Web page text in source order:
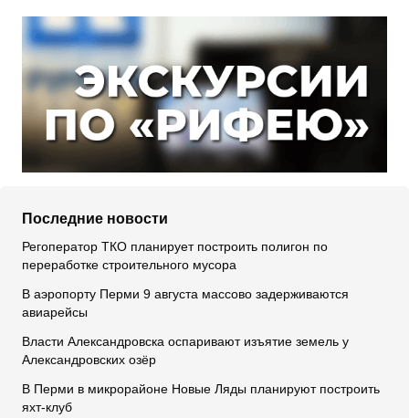
Последние новости
Регоператор ТКО планирует построить полигон по
переработке строительного мусора
В аэропорту Перми 9 августа массово задерживаются
авиарейсы
Власти Александровска оспаривают изъятие земель у
Александровских озёр
В Перми в микрорайоне Новые Ляды планируют построить
яхт-клуб